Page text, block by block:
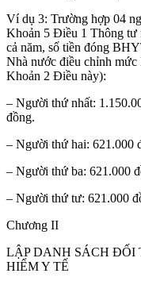
Ví dụ 3: Trường hợp 04
Khoản 5 Điều 1 Thông tư
cả năm, số tiền đóng
Nhà nước điều chỉnh
Khoản 2 Điều này):
– Người thứ nhất:
đồng.
– Người thứ hai: 621.000
– Người thứ ba: 621.000
– Người thứ tư: 621.000
Chương II
LẬP DANH SÁCH ĐỐI
HIỂM Y TẾ